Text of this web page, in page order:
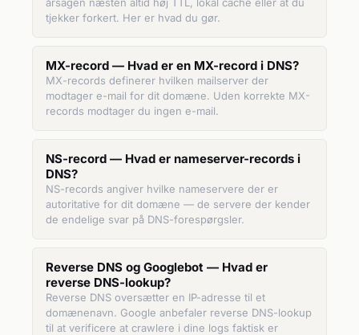
tjekker forkert. Her er hvad du gør.
MX-record — Hvad er en MX-record i DNS?
MX-records definerer hvilken mailserver der
modtager e-mail for dit domæne. Uden korrekte MX-
records modtager du ingen e-mail.
NS-record — Hvad er nameserver-records i
DNS?
NS-records angiver hvilke nameservere der er
autoritative for dit domæne — de servere der kender
de endelige svar på DNS-forespørgsler.
Reverse DNS og Googlebot — Hvad er
reverse DNS-lookup?
Reverse DNS oversætter en IP-adresse til et
domænenavn. Google anbefaler reverse DNS-lookup
til at verificere at crawlere i dine logs faktisk er